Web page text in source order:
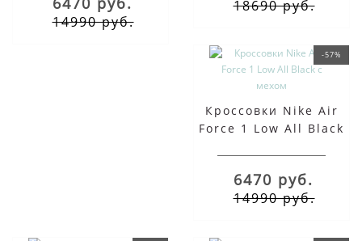
14990 руб.
18690 руб.
-57%
Кроссовки Nike Air
Force 1 Low All Black
6470 руб.
14990 руб.